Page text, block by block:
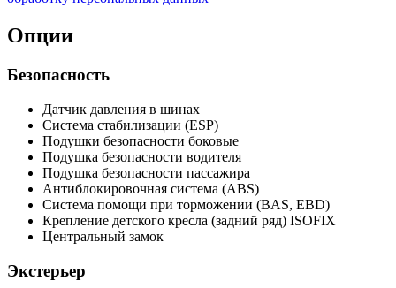
Опции
Безопасность
Датчик давления в шинах
Система стабилизации (ESP)
Подушки безопасности боковые
Подушка безопасности водителя
Подушка безопасности пассажира
Антиблокировочная система (ABS)
Система помощи при торможении (BAS, EBD)
Крепление детского кресла (задний ряд) ISOFIX
Центральный замок
Экстерьер